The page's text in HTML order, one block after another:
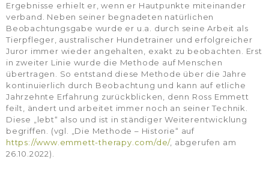
Ergebnisse erhielt er, wenn er Hautpunkte miteinander
verband. Neben seiner begnadeten natürlichen
Beobachtungsgabe wurde er u.a. durch seine Arbeit als
Tierpfleger, australischer Hundetrainer und erfolgreicher
Juror immer wieder angehalten, exakt zu beobachten. Erst
in zweiter Linie wurde die Methode auf Menschen
übertragen. So entstand diese Methode über die Jahre
kontinuierlich durch Beobachtung und kann auf etliche
Jahrzehnte Erfahrung zurückblicken, denn Ross Emmett
feilt, ändert und arbeitet immer noch an seiner Technik.
Diese „lebt“ also und ist in ständiger Weiterentwicklung
begriffen. (vgl. „Die Methode – Historie“ auf
https://www.emmett-therapy.com/de/, abgerufen am
26.10.2022).